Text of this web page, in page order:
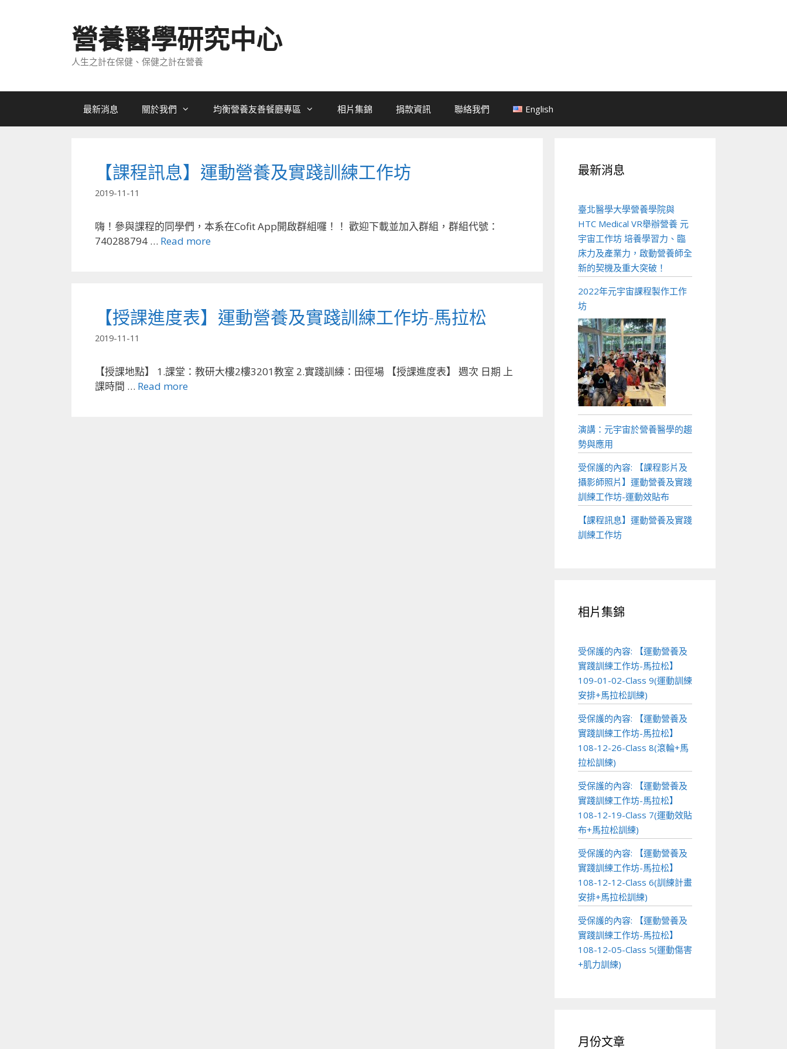
營養醫學研究中心
人生之計在保健、保健之計在營養
最新消息 關於我們 均衡營養友善餐廳專區 相片集錦 捐款資訊 聯絡我們 English
【課程訊息】運動營養及實踐訓練工作坊
2019-11-11
嗨！參與課程的同學們，本系在Cofit App開啟群組囉！！ 歡迎下載並加入群組，群組代號：
740288794 … Read more
【授課進度表】運動營養及實踐訓練工作坊-馬拉松
2019-11-11
【授課地點】 1.課堂：教研大樓2樓3201教室 2.實踐訓練：田徑場 【授課進度表】 週次 日期 上
課時間 … Read more
最新消息
臺北醫學大學營養學院與
HTC Medical VR舉辦營養 元
宇宙工作坊 培養學習力、臨
床力及產業力，啟動營養師全
新的契機及重大突破！
2022年元宇宙課程製作工作
坊
演講：元宇宙於營養醫學的趨
勢與應用
受保護的內容: 【課程影片及
攝影師照片】運動營養及實踐
訓練工作坊-運動效貼布
【課程訊息】運動營養及實踐
訓練工作坊
相片集錦
受保護的內容: 【運動營養及
實踐訓練工作坊-馬拉松】
109-01-02-Class 9(運動訓練
安排+馬拉松訓練)
受保護的內容: 【運動營養及
實踐訓練工作坊-馬拉松】
108-12-26-Class 8(滾輪+馬
拉松訓練)
受保護的內容: 【運動營養及
實踐訓練工作坊-馬拉松】
108-12-19-Class 7(運動效貼
布+馬拉松訓練)
受保護的內容: 【運動營養及
實踐訓練工作坊-馬拉松】
108-12-12-Class 6(訓練計畫
安排+馬拉松訓練)
受保護的內容: 【運動營養及
實踐訓練工作坊-馬拉松】
108-12-05-Class 5(運動傷害
+肌力訓練)
月份文章